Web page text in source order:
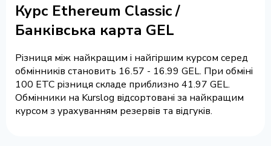
Курс Ethereum Classic /
Банківська карта GEL
Різниця між найкращим і найгіршим курсом серед
обмінників становить 16.57 - 16.99 GEL. При обміні
100 ETC різниця складе приблизно 41.97 GEL.
Обмінники на Kurslog відсортовані за найкращим
курсом з урахуванням резервів та відгуків.